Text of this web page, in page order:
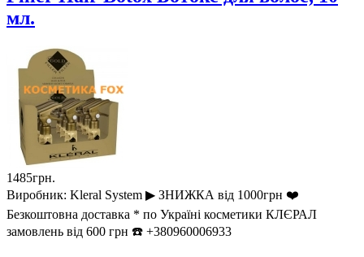
мл.
1485грн.
Виробник: Kleral System ▶︎ ЗНИЖКА від 1000грн ❤️
Безкоштовна доставка * по Україні косметики КЛЄРАЛ
замовлень від 600 грн ☎️ +380960006933